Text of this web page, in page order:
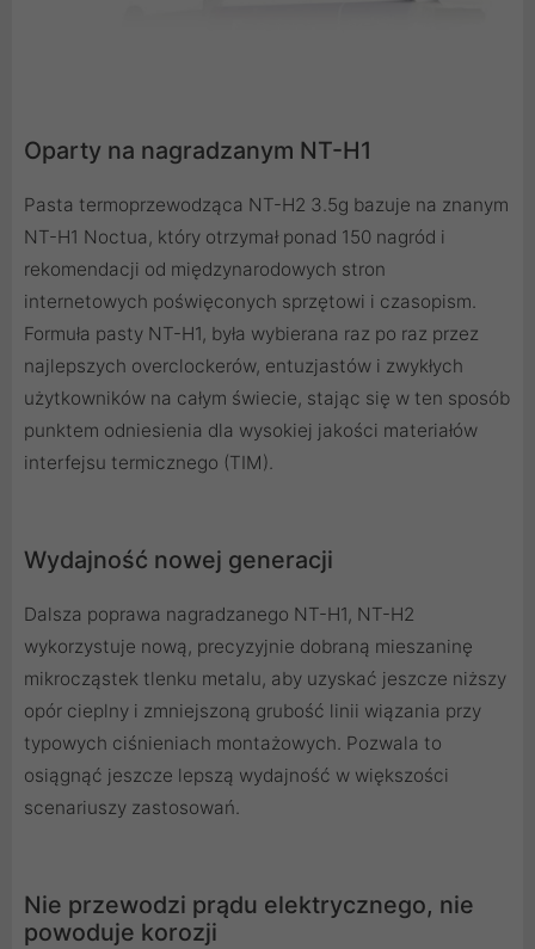
Oparty na nagradzanym NT-H1
Pasta termoprzewodząca NT-H2 3.5g bazuje na znanym
NT-H1 Noctua, który otrzymał ponad 150 nagród i
rekomendacji od międzynarodowych stron
internetowych poświęconych sprzętowi i czasopism.
Formuła pasty NT-H1, była wybierana raz po raz przez
najlepszych overclockerów, entuzjastów i zwykłych
użytkowników na całym świecie, stając się w ten sposób
punktem odniesienia dla wysokiej jakości materiałów
interfejsu termicznego (TIM).
Wydajność nowej generacji
Dalsza poprawa nagradzanego NT-H1, NT-H2
wykorzystuje nową, precyzyjnie dobraną mieszaninę
mikrocząstek tlenku metalu, aby uzyskać jeszcze niższy
opór cieplny i zmniejszoną grubość linii wiązania przy
typowych ciśnieniach montażowych. Pozwala to
osiągnąć jeszcze lepszą wydajność w większości
scenariuszy zastosowań.
Nie przewodzi prądu elektrycznego, nie
powoduje korozji